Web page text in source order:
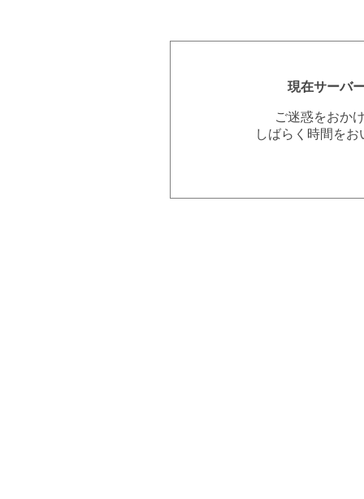
現在サーバ
ご迷惑をおか
しばらく時間を